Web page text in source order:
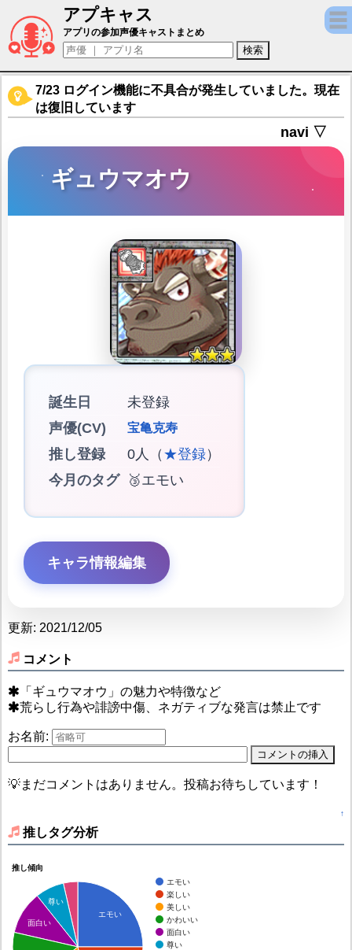
アプキャス
ギュウマオウ（声優：宝亀克寿)【東京放課
アプリの参加声優キャストまとめ
7/23 ログイン機能に不具合が発生していました。現在
は復旧しています
navi ▽
ギュウマオウ
誕生日
未登録
声優(CV)
宝亀克寿
推し登録 0人（ ★登録）
今月のタグ
🥉エモい
キャラ情報編集
更新: 2021/12/05
コメント
「ギュウマオウ」の魅力や特徴など
荒らし行為や誹謗中傷、ネガティブな発言は禁止です
お名前:
💡まだコメントはありません。投稿お待ちしています！
↑
推しタグ分析
推し傾向
エモい
楽しい
美しい
かわいい
面白い
尊い
エモい
尊い
面白い